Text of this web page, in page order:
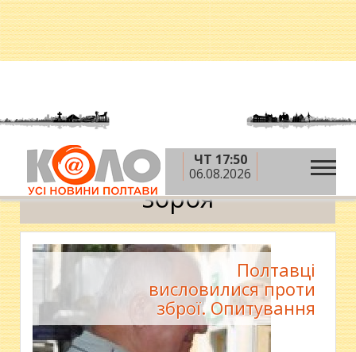
ЧТ 17:50
06.08.2026
Головна » зброя
зброя
Полтавці
висловилися проти
зброї. Опитування